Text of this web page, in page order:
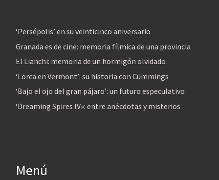
‘Persépolis’ en su veinticinco aniversario
Granada es de cine: memoria fílmica de una provincia
El Lianchi: memoria de un hormigón olvidado
‘Lorca en Vermont’: su historia con Cummings
‘Bajo el ojo del gran pájaro’: un futuro especulativo
‘Dreaming Spires IV»: entre anécdotas y misterios
Menú